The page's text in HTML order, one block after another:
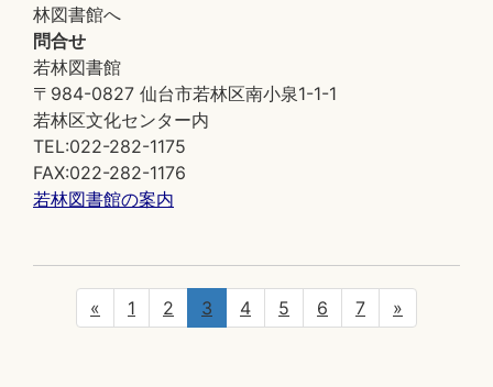
林図書館へ
問合せ
若林図書館
〒984-0827 仙台市若林区南小泉1-1-1
若林区文化センター内
TEL:022-282-1175
FAX:022-282-1176
若林図書館の案内
« 1 2 3 4 5 6 7 »